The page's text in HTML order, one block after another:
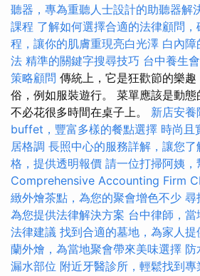
聽器，專為重聽人士設計的助聽器解
課程 了解如何選擇合適的法律顧問，
程，讓你的肌膚重現亮白光澤 白內障
法 精準的關鍵字搜尋技巧 台中養生
策略顧問 傳統上，它是狂歡節的樂
俗，例如服裝遊行。 菜單應該是動態
不必花很多時間在桌子上。 新店安養
buffet，豐富多樣的餐點選擇 時尚且
居格調 長照中心的服務詳解，讓您了
格，提供透明報價 請一位打掃阿姨
Comprehensive Accounting Firm
緻外燴茶點，為您的聚會增色不少 尋
為您提供法律解決方案 台中律師，
法律建議 找到合適的墓地，為家人
蘭外燴，為當地聚會帶來美味選擇 防
漏水部位 附近牙醫診所，輕鬆找到專